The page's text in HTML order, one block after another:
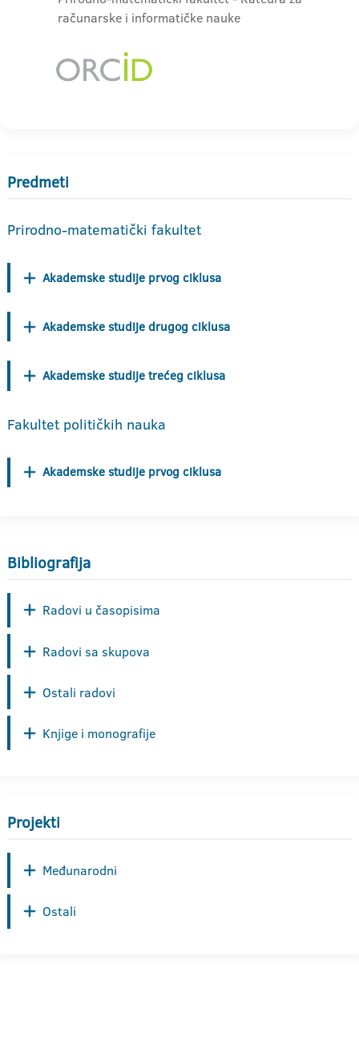
računarske i informatičke nauke
Predmeti
Prirodno-matematički fakultet
Akademske studije prvog ciklusa
Akademske studije drugog ciklusa
Akademske studije trećeg ciklusa
Fakultet političkih nauka
Akademske studije prvog ciklusa
Bibliografija
Radovi u časopisima
Radovi sa skupova
Ostali radovi
Knjige i monografije
Projekti
Međunarodni
Ostali